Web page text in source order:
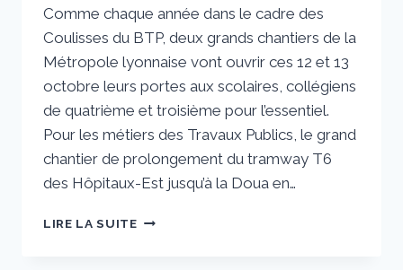
sstradiotto
Comme chaque année dans le cadre des
Coulisses du BTP, deux grands chantiers de la
Métropole lyonnaise vont ouvrir ces 12 et 13
octobre leurs portes aux scolaires, collégiens
de quatrième et troisième pour l’essentiel.
Pour les métiers des Travaux Publics, le grand
chantier de prolongement du tramway T6
des Hôpitaux-Est jusqu’à la Doua en…
LIRE LA SUITELES